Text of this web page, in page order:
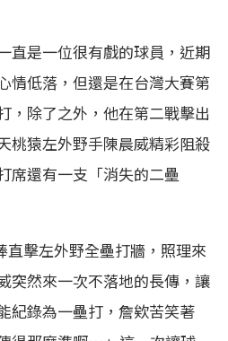
直是一位很有戲的球員，近期
情低落，但還是在台灣大賽第
，除了之外，他在第二戰擊出
桃猿左外野手陳晨威精彩阻殺
席還有一支「消失的二壘
直擊左外野全壘打牆，照理來
突然來一次不落地的長傳，讓
紀錄為一壘打，詹欸苦笑著